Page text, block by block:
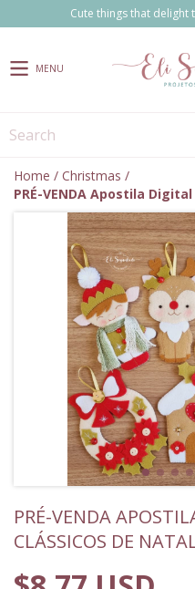
Cute things that delight
MENU
Home / Christmas /
PRÉ-VENDA Apostila
PRÉ-VENDA
CLÁSSICOS DE